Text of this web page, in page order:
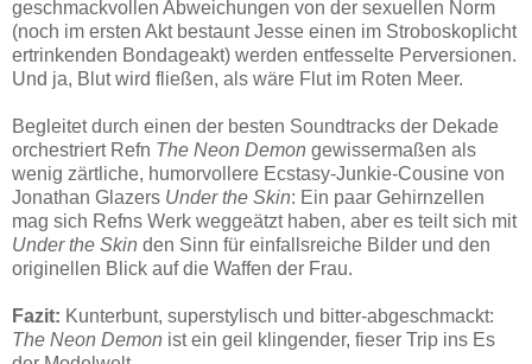
geschmackvollen Abweichungen von der sexuellen Norm
(noch im ersten Akt bestaunt Jesse einen im Stroboskoplicht
ertrinkenden Bondageakt) werden entfesselte Perversionen.
Und ja, Blut wird fließen, als wäre Flut im Roten Meer.
Begleitet durch einen der besten Soundtracks der Dekade
orchestriert Refn The Neon Demon gewissermaßen als
wenig zärtliche, humorvollere Ecstasy-Junkie-Cousine von
Jonathan Glazers Under the Skin: Ein paar Gehirnzellen
mag sich Refns Werk weggeätzt haben, aber es teilt sich mit
Under the Skin den Sinn für einfallsreiche Bilder und den
originellen Blick auf die Waffen der Frau.
Fazit: Kunterbunt, superstylisch und bitter-abgeschmackt:
The Neon Demon ist ein geil klingender, fieser Trip ins Es